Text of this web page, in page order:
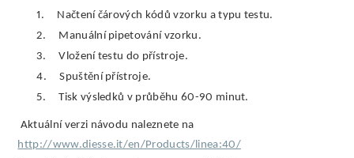
1.
Načtení čárových kódů vzorku a typu testu.
2.
Manuální pipetování vzorku.
3.
Vložení testu do přístroje.
4.
Spuštění přístroje.
5.
Tisk výsledků v průběhu 60-90 minut.
Aktuální verzi návodu naleznete na
http://www.diesse.it/en/Products/linea:40/